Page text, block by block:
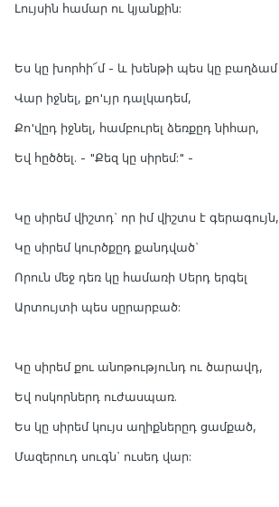
Լույսին համար ու կյանքին:
Ես կը խորհի՜մ - և խենթի պես կը բաղձամ
Վար իջնել, քո'ւյր դալկադեմ,
Քո'վըդ իջնել, համբուրել ձեռքըդ նիհար,
Եվ հըծծել. - "Քեզ կը սիրեմ:" -
Կը սիրեմ վիշտդ` որ իմ վիշտս է գերագույն,
Կը սիրեմ կուրծքըդ քանդված`
Որուն մեջ դեռ կը համառի Սերդ երգել
Արտույտի պես սըրարբած:
Կը սիրեմ քու անոթությունդ ու ծարավդ,
Եվ ոսկորներդ ուժասպառ.
Ես կը սիրեմ կույս աղիքներըդ ցամքած,
Մազերուդ սուգն` ուսեդ վար: